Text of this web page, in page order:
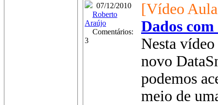
07/12/2010
Roberto
Araújo
Comentários:
3
[Vídeo
Dados
Nesta
novo
podemos
meio de